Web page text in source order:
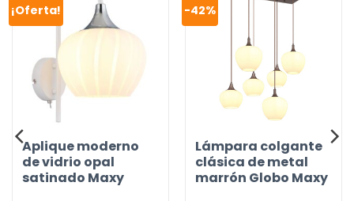
¡Oferta!
Aplique moderno
de vidrio opal
satinado Maxy
-42%
Lámpara colgante
clásica de metal
marrón Globo Maxy